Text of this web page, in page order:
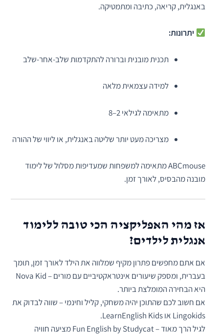
באנגלית, קריאה, כתיבה ומתמטיקה.
יתרונות:
תכנית מובנית וברורה להתקדמות שלב-אחר-שלב
למידה עצמאית מלאה
מתאימה לגילאי 2–8
מצריכה מעט יותר שליטה באנגלית, או ליווי של ההורה
ABCmouse מתאימה למשפחות שמעדיפות מסלול של לימוד
מובנה מהבסיס, לאורך זמן.
אז מהי האפליקציה הכי טובה ללימוד
אנגלית לילדים?
אם אתם מחפשים פתרון מקיף שמלווה את הילד לאורך זמן, תומך
בעברית, ומספק שיעורים אינטראקטיביים עם מורים – Nova Kid
היא הבחירה המומלצת ביותר.
אם חשוב לכם שהתוכן יהיה משחקי, קליל וחינמי – שווה לבדוק את
Lingokids או LearnEnglish Kids.
לגיל הרך מאוד – Fun English by Studycat מציעה חוויה